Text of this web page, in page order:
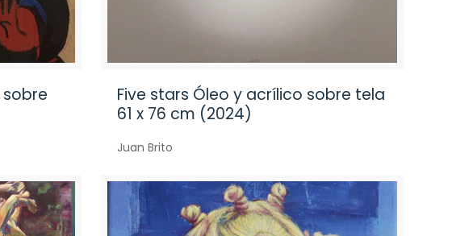
Five stars Óleo y acrílico sobre tela
61 x 76 cm (2024)
Juan Brito